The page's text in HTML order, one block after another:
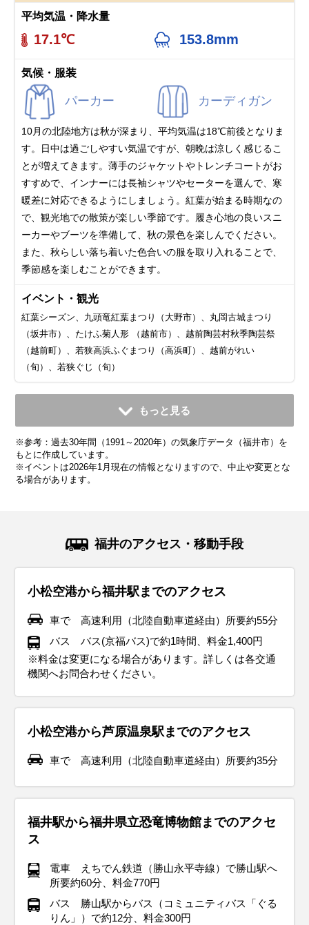
平均気温・降水量
17.1℃ 153.8mm
気候・服装
パーカー カーディガン
10月の北陸地方は秋が深まり、平均気温は18℃前後となりま
す。日中は過ごしやすい気温ですが、朝晩は涼しく感じるこ
とが増えてきます。薄手のジャケットやトレンチコートがお
すすめで、インナーには長袖シャツやセーターを選んで、寒
暖差に対応できるようにしましょう。紅葉が始まる時期なの
で、観光地での散策が楽しい季節です。履き心地の良いスニ
ーカーやブーツを準備して、秋の景色を楽しんでください。
また、秋らしい落ち着いた色合いの服を取り入れることで、
季節感を楽しむことができます。
イベント・観光
紅葉シーズン、九頭竜紅葉まつり（大野市）、丸岡古城まつり
（坂井市）、たけふ菊人形 （越前市）、越前陶芸村秋季陶芸祭
（越前町）、若狭高浜ふぐまつり（高浜町）、越前がれい
（旬）、若狭ぐじ（旬）
11月
平均気温・降水量
11.3℃ 196.1mm
気候・服装
11月の北陸地方は紅葉が見頃を迎え、秋らしい景色が広がる
手のジャケットがぴったりで、インナーにはセーターやター
トルネックを合わせて体をしっかり温めましょう。足元には
ブーツを選んで、寒さから守りながら観光中も快適に過ごせ
ます。観光地では冷えを感じることもあるので、ストールや
手袋を携帯しておくと安心です。秋の北陸地方ならではの美
しい庭園や茶屋街を訪れる際には、季節感を意識したスタイ
リングで旅行をさらに楽しみましょう。
イベント・観光
（坂井市）、RENEW（鯖江市・越前市・越前町）、ズワイガニ
12月
平均気温・降水量
5.9℃ 304.0mm
気候・服装
12月の北陸地方は冬本番。平均気温は6℃前後で、最低気温
ートテックやフリース素材を取り入れると、寒い日でも快適
に過ごせます。手袋やマフラー、帽子などの防寒小物も忘れ
ずに準備してください。降雪がある場合には、防水性の高い
ブーツと滑りにくいソールを選ぶことが大切です。冬のイル
ミネーションや伝統的な年末行事を楽しむためには、温かさ
と動きやすさを兼ね備えた服装がポイントです。
イベント・観光
イルミネーションシーズン、越前水仙の見ごろ、水仙まつり（各
の鐘＆ライトアップ（永平寺町）、ズワイガニ（漁期）、セイコ
1月
平均気温・降水量
3.2℃ 284.9mm
気候・服装
1月の北陸地方は寒さが厳しい季節です。平均気温は約4℃
で、厚手のコートやダウンジャケットが必須。足元には防水
性のある滑りにくいソールのブーツがおすすめです。インナ
ーにはヒートテックやフリース素材を取り入れて、しっかり
重ね着を。手袋、マフラー、帽子などの小物も忘れずに準備
して、寒さに負けず快適に過ごしましょう。
雪景色、ウィンタースポーツシーズン、イルミネーションシーズ
ン、越前水仙の見ごろ、水仙まつり（各地）、越前万歳 初舞（越
引き（敦賀市）、勝山 年の市（勝山市）、日向の水中綱引き（美
2月
平均気温・降水量
3.7℃ 167.7mm
気候・服装
2月の北陸地方は平均気温は4℃程度ですが、雪が多いので防
ックや厚手のセーターでしっかり保温を。北陸地方は風が強
い日も多いので、風を通しにくい素材のコートを選ぶとさら
に快適です。屋外観光では重ね着で体温調整しやすい服装が
おすすめ。雪道で滑らないアイテムがあれば、街歩きも安心
して楽しめます。
雪景色、ウィンタースポーツシーズン、梅の見ごろ、三方五湖 梅
まつり（若狭町）、勝山左義長まつり（勝山市）、越前おおの冬
若狭ふぐ（旬）
3月
平均気温・降水量
7.2℃ 160.7mm
気候・服装
3月の北陸地方は冬から春への移り変わりを感じる季節。平
おすすめ。インナーには厚手のセーターや長袖シャツを着
て、日中はカーディガンなどで調整できると便利です。ま
た、雨が降る日が多いので、防水性のある靴や折りたたみ傘
を持っておくと安心。春の訪れを楽しめる庭園や街歩きに
は、動きやすい服装で出かけましょう。
梅の見ごろ、越前おおのひな祭り（大野市）、三方五湖 梅まつり
（若狭町）、お水送り（小浜市）、越前朝市・かに感謝祭（越前
市）、ズワイガニ（～3/20まで漁期）、水ガニ（～3/20まで漁
4月
平均気温・降水量
12.8℃ 137.2mm
気候・服装
4月の北陸地方は春本番！桜が咲き誇り、暖かい日が増える
長袖シャツを合わせて、朝晩の寒さ対策にカーディガンを持
ち歩くと安心です。観光でたくさん歩くことを考えて、履き
心地の良いスニーカーがおすすめ。雨が降る日もあるので、
防水性のある靴や傘を準備しておくと快適に過ごせます。
イベント・観光
市）、竹田の里しだれ桜まつり（坂井市）、あわら温泉春まつり
（あわら市）、花換まつり（敦賀市）
5月
平均気温・降水量
18.1℃ 139.1mm
気候・服装
5月の北陸地方は春から初夏への移り変わりを感じる季節で
く、朝晩の涼しさには軽く羽織れるアイテムが便利です。半
袖シャツや薄手のパンツを取り入れた軽やかなコーデで、観
光も快適に楽しめます。晴れた日が多いですが、急な雨に備
えて折りたたみ傘を持っておくと安心です。観光でたくさん
歩く場合は、クッション性のあるスニーカーを履いて足元も
快適に。
イベント・観光
ツツジの見ごろ、さばえつつじまつり（鯖江市）、三国祭（坂井
あじまの万葉まつり（越前市）、若狭・三方五湖ツーデーマーチ
6月
平均気温・降水量
22.0℃ 152.8mm
気候・服装
6月の北陸地方は梅雨入りし、雨の日が多くなります。平均
パンツを基本に、必要に応じて軽めのジャケットを羽織ると
便利です。雨対策として、防水性のあるジャケットやレイン
コートを持参すると安心。靴は防水加工されたスニーカーや
レインシューズを選ぶと、雨の日でも快適に観光を楽しめま
す。さらに、屋外観光の際は荷物が濡れないように防水バッ
グも用意しておくと安心です。
イベント・観光
アジサイの見ごろ、ユリの見ごろ、菖蒲の見ごろ、ハスの見ご
（坂井市）、あわら北潟湖畔花菖蒲まつり（あわら市）、花はす
7月
平均気温・降水量
26.1℃ 239.8mm
気候・服装
7月の北陸地方は夏本番！平均気温は25℃〜30℃とかなり暑
として、帽子やサングラス、日焼け止めをしっかり使いまし
ょう。ただし、冷房が効いた屋内や公共交通機関では寒く感
じることがあるので、薄手のカーディガンやストールを持ち
歩くと便利です。足元には通気性の良いサンダルや軽量スニ
ーカーを選んで、長時間の散策でも快適に過ごせます。夜は
花火大会などのイベントが多いので、軽めの羽織ものを用意
しておくと良いでしょう。
イベント・観光
市）、みやがわひまわり畑（小浜市）、越前みなと大花火（越前
もっと見る
※参考：過去30年間（1991～2020年）の気象庁データ（福井市）を
もとに作成しています。
※イベントは2026年1月現在の情報となりますので、中止や変更とな
る場合があります。
福井のアクセス・移動手段
小松空港から福井駅までのアクセス
車で 高速利用（北陸自動車道経由）所要約55分
バス バス(京福バス)で約1時間、料金1,400円
※料金は変更になる場合があります。詳しくは各交通
機関へお問合わせください。
小松空港から芦原温泉駅までのアクセス
車で 高速利用（北陸自動車道経由）所要約35分
福井駅から福井県立恐竜博物館までのアクセ
ス
電車 えちでん鉄道（勝山永平寺線）で勝山駅へ
所要約60分、料金770円
バス 勝山駅からバス（コミュニティバス「ぐる
りん」）で約12分、料金300円